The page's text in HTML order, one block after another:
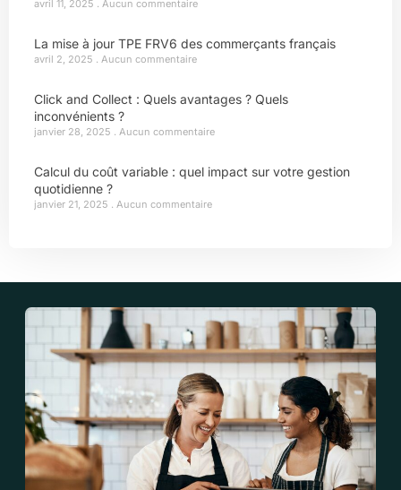
avril 11, 2025 Aucun commentaire
La mise à jour TPE FRV6 des commerçants français
avril 2, 2025 Aucun commentaire
Click and Collect : Quels avantages ? Quels
inconvénients ?
janvier 28, 2025 Aucun commentaire
Calcul du coût variable : quel impact sur votre gestion
quotidienne ?
janvier 21, 2025 Aucun commentaire